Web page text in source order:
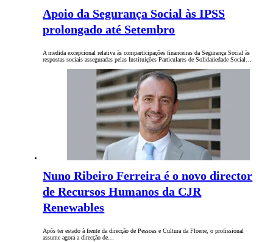
Apoio da Segurança Social às IPSS
prolongado até Setembro
A medida excepcional relativa às comparticipações financeiras da Segurança Social às
respostas sociais asseguradas pelas Instituições Particulares de Solidariedade Social…
Nuno Ribeiro Ferreira é o novo director
de Recursos Humanos da CJR
Renewables
Após ter estado à frente da direcção de Pessoas e Cultura da Floene, o profissional
assume agora a direcção de…